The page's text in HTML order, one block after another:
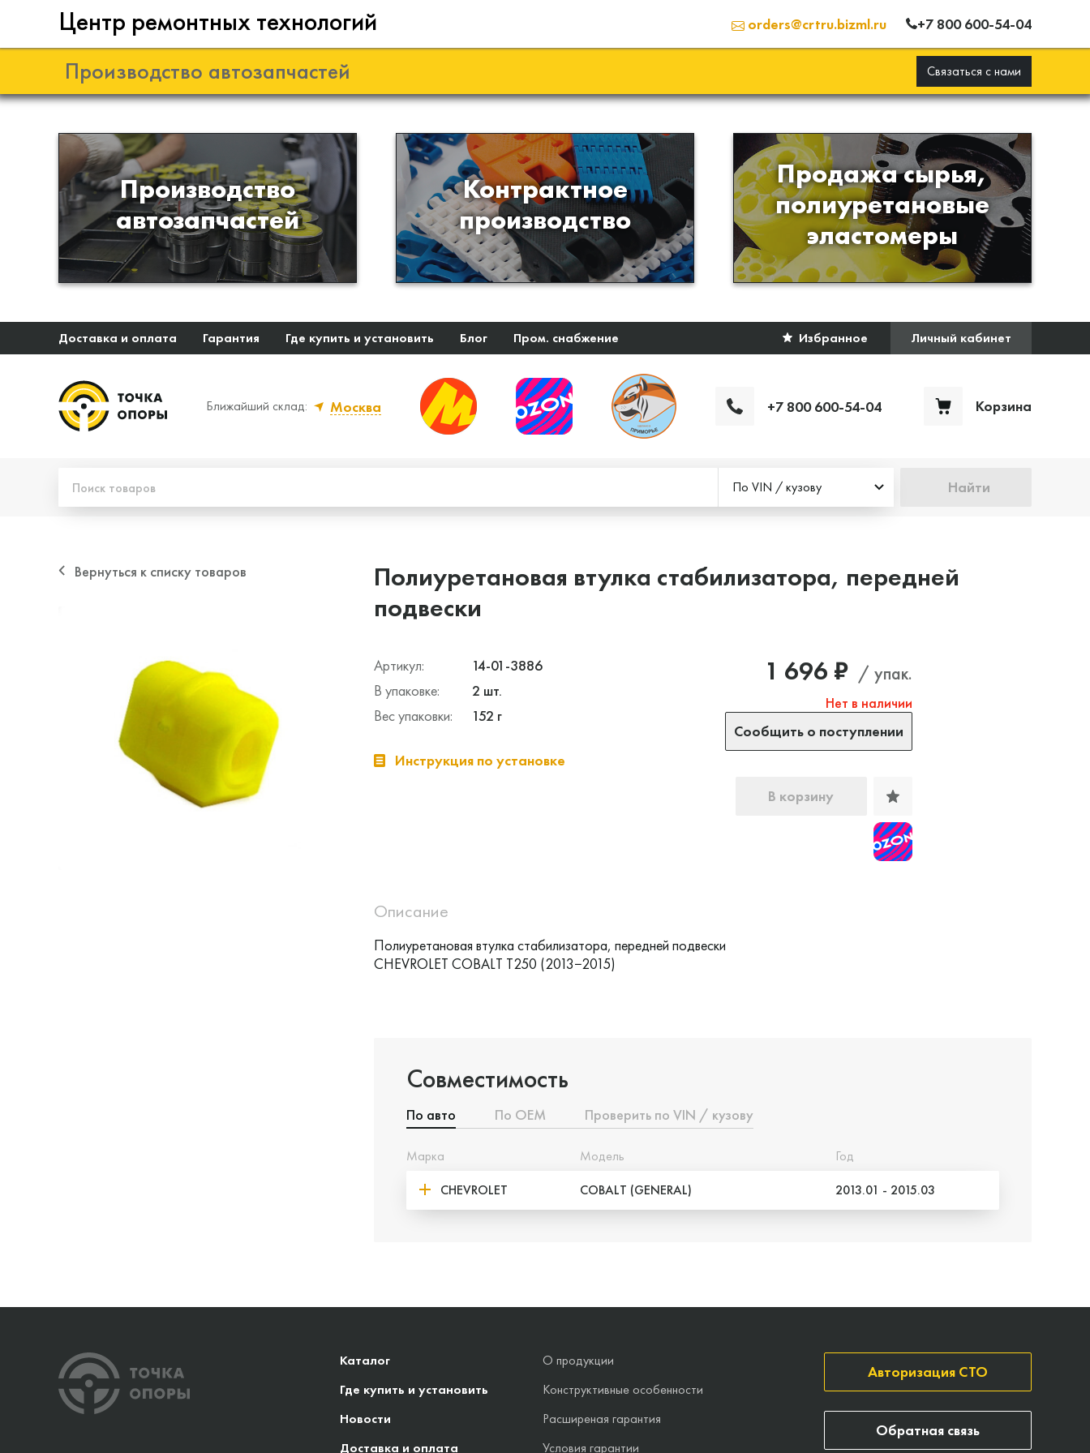
Центр ремонтных технологий orders@crtru.bizml.ru +7 800 600-54-04
Производство автозапчастей Связаться с нами
Производство
автозапчастей
Разработка и
производство деталей из
эластомеров для подвески
автомобиля
Контрактное
производство
Производство изделий из
пластиков и полимеров по
образцам либо чертежам
заказчика
Продажа сырья,
полиуретановые
эластомеры
Продажа сырья для
производства изделий из
полиуретана
Доставка и оплата Гарантия Где купить и установить Блог Пром. снабжение Избранное Личный кабинет
Ближайший склад:
Москва
+7 800 600-54-04 Корзина
По VIN / кузову Найти
Вернуться к списку товаров
Полиуретановая втулка стабилизатора, передней
подвески
Артикул:
14-01-3886
В упаковке:
2 шт.
Вес упаковки:
152 г
Инструкция по установке
1 696 ₽ / упак.
Нет в наличии
Сообщить о поступлении
В корзину
Описание
Полиуретановая втулка стабилизатора, передней подвески
CHEVROLET COBALT T250 (2013−2015)
Совместимость
По авто По ОЕМ Проверить по VIN / кузову
Марка Модель
Год
CHEVROLET
COBALT (GENERAL) 2013.01 - 2015.03
Каталог
Где купить и установить
Новости
Доставка и оплата
О продукции
Конструктивные особенности
Расширеная гарантия
Условия гарантии
Авторизация СТО
Обратная связь